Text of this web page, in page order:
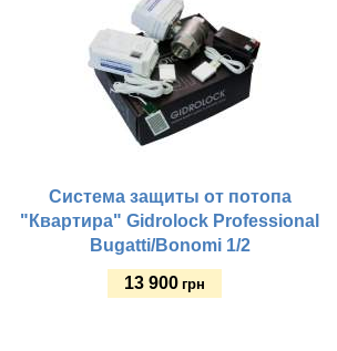
Система защиты от потопа
"Квартира" Gidrolock Professional
Bugatti/Bonomi 1/2
13 900 грн